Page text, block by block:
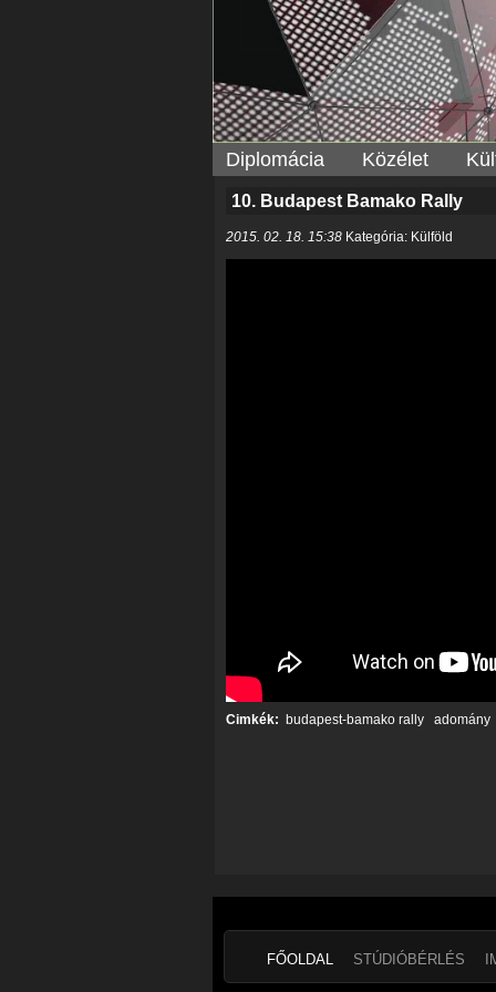
Diplomácia Közélet
10. Budapest Bamako Rally
2015. 02. 18. 15:38 Kategória: Külföld
Cimkék: budapest-bamako rally adomány
FŐOLDAL STÚDIÓBÉRLÉS